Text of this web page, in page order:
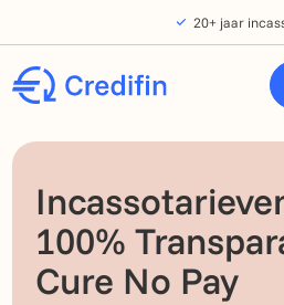
Verder naar navigatie 20+ jaar
100%
Cure No Pay